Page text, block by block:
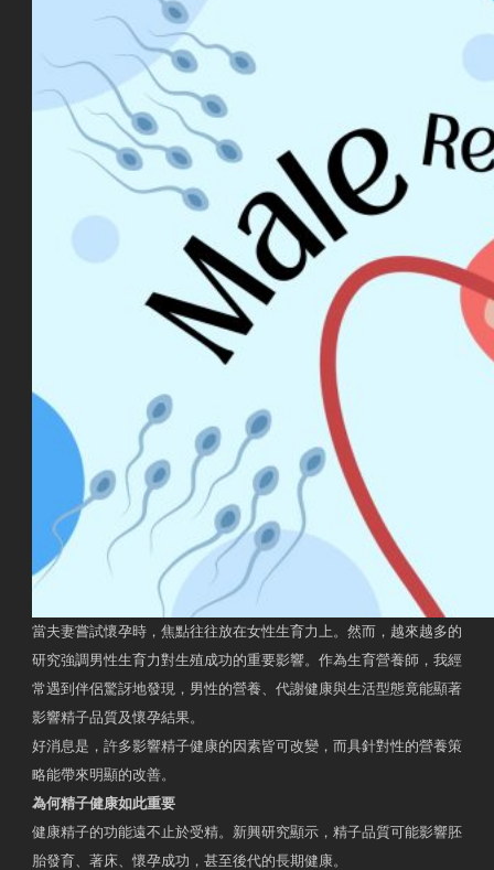
當夫妻嘗試懷孕時，焦點往往放在女性生育力上。然而，越來越多的
研究強調男性生育力對生殖成功的重要影響。作為生育營養師，我經
常遇到伴侶驚訝地發現，男性的營養、代謝健康與生活型態竟能顯著
影響精子品質及懷孕結果。
好消息是，許多影響精子健康的因素皆可改變，而具針對性的營養策
略能帶來明顯的改善。
為何精子健康如此重要
健康精子的功能遠不止於受精。新興研究顯示，精子品質可能影響胚
胎發育、著床、懷孕成功，甚至後代的長期健康。